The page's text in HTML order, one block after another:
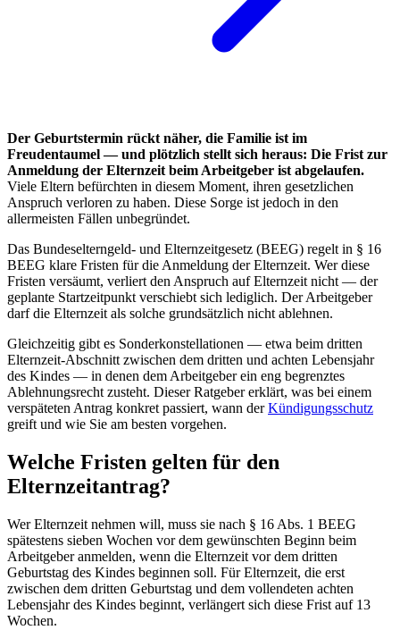
Der Geburtstermin rückt näher, die Familie ist im
Freudentaumel — und plötzlich stellt sich heraus: Die Frist zur
Anmeldung der Elternzeit beim Arbeitgeber ist abgelaufen.
Viele Eltern befürchten in diesem Moment, ihren gesetzlichen
Anspruch verloren zu haben. Diese Sorge ist jedoch in den
allermeisten Fällen unbegründet.
Das Bundeselterngeld- und Elternzeitgesetz (BEEG) regelt in § 16
BEEG klare Fristen für die Anmeldung der Elternzeit. Wer diese
Fristen versäumt, verliert den Anspruch auf Elternzeit nicht — der
geplante Startzeitpunkt verschiebt sich lediglich. Der Arbeitgeber
darf die Elternzeit als solche grundsätzlich nicht ablehnen.
Gleichzeitig gibt es Sonderkonstellationen — etwa beim dritten
Elternzeit-Abschnitt zwischen dem dritten und achten Lebensjahr
des Kindes — in denen dem Arbeitgeber ein eng begrenztes
Ablehnungsrecht zusteht. Dieser Ratgeber erklärt, was bei einem
verspäteten Antrag konkret passiert, wann derKündigungsschutz
greift und wie Sie am besten vorgehen.
Welche Fristen gelten für den
Elternzeitantrag?
Wer Elternzeit nehmen will, muss sie nach § 16 Abs. 1 BEEG
spätestens sieben Wochen vor dem gewünschten Beginn beim
Arbeitgeber anmelden, wenn die Elternzeit vor dem dritten
Geburtstag des Kindes beginnen soll. Für Elternzeit, die erst
zwischen dem dritten Geburtstag und dem vollendeten achten
Lebensjahr des Kindes beginnt, verlängert sich diese Frist auf 13
Wochen.